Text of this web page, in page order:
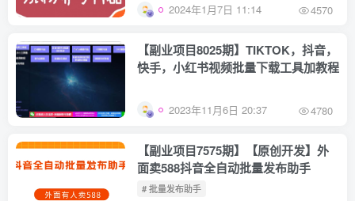
2024年1月7日 11:14 4570
【副业项目8025期】TIKTOK，抖音，
快手，小红书视频批量下载工具加教程
2023年11月6日 20:37 4780
【副业项目7575期】【原创开发】外
面卖588抖音全自动批量发布助手
# 批量发布助手